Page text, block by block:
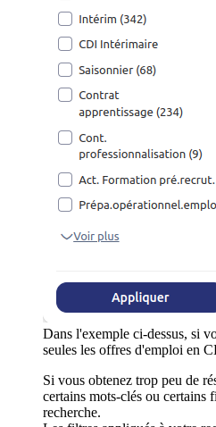
Dans l'exemple ci-dessus, si
seules les offres d'emploi en
Si vous obtenez trop peu de
certains mots-clés ou certains
recherche.